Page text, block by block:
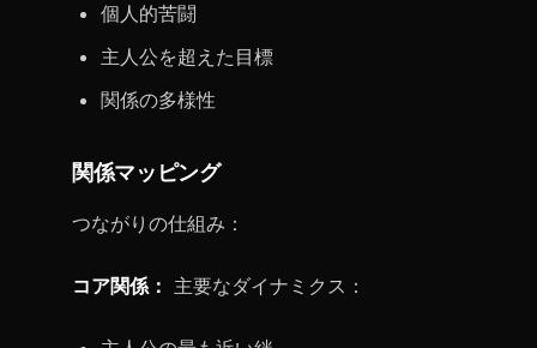
個人的苦闘
主人公を超えた目標
関係の多様性
関係マッピング
つながりの仕組み：
コア関係： 主要なダイナミクス：